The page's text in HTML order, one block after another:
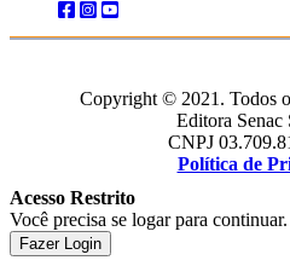
Copyright © 2021. Todos
Editora Senac
CNPJ
Política de
Acesso Restrito
Você precisa se logar para continuar.
Fazer Login